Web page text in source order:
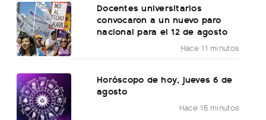
Docentes universitarios
convocaron a un nuevo paro
nacional para el 12 de agosto
Hace 11 minutos
Horóscopo de hoy, jueves 6 de
agosto
Hace 15 minutos